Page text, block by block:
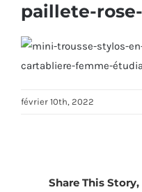
paillete-
février 10th, 2022
Share This